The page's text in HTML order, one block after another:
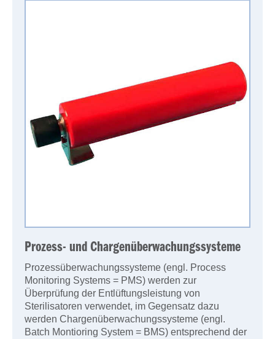
Prozess- und Chargenüberwachungssysteme
Prozessüberwachungssysteme (engl. Process
Monitoring Systems = PMS) werden zur
Überprüfung der Entlüftungsleistung von
Sterilisatoren verwendet, im Gegensatz dazu
werden Chargenüberwachungssysteme (engl.
Batch Montioring System = BMS) entsprechend der